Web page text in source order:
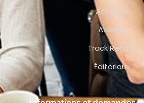
Activités
Awards
Track Record
Éditoriaux